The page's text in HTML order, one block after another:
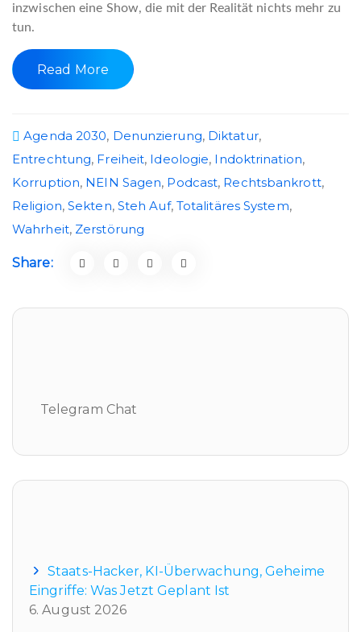
inzwischen eine Show, die mit der Realität nichts mehr zu
tun.
Read More
Agenda 2030, Denunzierung, Diktatur,
Entrechtung, Freiheit, Ideologie, Indoktrination,
Korruption, NEIN Sagen, Podcast, Rechtsbankrott,
Religion,Sekten, Steh Auf, Totalitäres System,
Wahrheit, Zerstörung
Share:
Telegram Chat
Staats-Hacker, KI-Überwachung, Geheime
Eingriffe: Was Jetzt Geplant Ist
6. August 2026